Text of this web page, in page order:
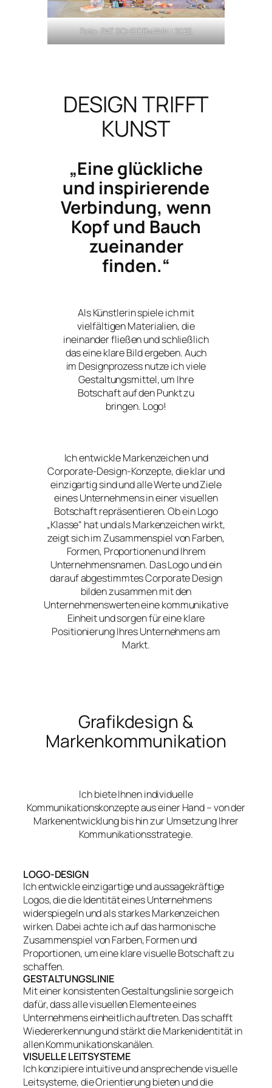
Foto: PAT SCHEIDEMANN | 2025
DESIGN TRIFFT
KUNST
„Eine glückliche
und inspirierende
Verbindung, wenn
Kopf und Bauch
zueinander
finden.“
Als Künstlerin spiele ich mit
vielfältigen Materialien, die
ineinander fließen und schließlich
das eine klare Bild ergeben. Auch
im Designprozess nutze ich viele
Gestaltungsmittel, um Ihre
Botschaft auf den Punkt zu
bringen. Logo!
Ich entwickle Markenzeichen und
Corporate-Design-Konzepte, die klar und
einzigartig sind und alle Werte und Ziele
eines Unternehmens in einer visuellen
Botschaft repräsentieren. Ob ein Logo
„Klasse“ hat und als Markenzeichen wirkt,
zeigt sich im Zusammenspiel von Farben,
Formen, Proportionen und Ihrem
Unternehmensnamen. Das Logo und ein
darauf abgestimmtes Corporate Design
bilden zusammen mit den
Unternehmenswerten eine kommunikative
Einheit und sorgen für eine klare
Positionierung Ihres Unternehmens am
Markt.
Grafikdesign &
Markenkommunikation
Ich biete Ihnen individuelle
Kommunikationskonzepte aus einer Hand – von der
Markenentwicklung bis hin zur Umsetzung Ihrer
Kommunikationsstrategie.
LOGO-DESIGN
Ich entwickle einzigartige und aussagekräftige
Logos, die die Identität eines Unternehmens
widerspiegeln und als starkes Markenzeichen
wirken. Dabei achte ich auf das harmonische
Zusammenspiel von Farben, Formen und
Proportionen, um eine klare visuelle Botschaft zu
schaffen.
GESTALTUNGSLINIE
Mit einer konsistenten Gestaltungslinie sorge ich
dafür, dass alle visuellen Elemente eines
Unternehmens einheitlich auftreten. Das schafft
Wiedererkennung und stärkt die Markenidentität in
allen Kommunikationskanälen.
VISUELLE LEITSYSTEME
Ich konzipiere intuitive und ansprechende visuelle
Leitsysteme, die Orientierung bieten und die